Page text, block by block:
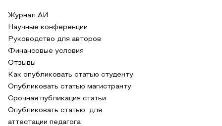
Журнал АИ
Научные конференции
Руководство для авторов
Финансовые условия
Отзывы
Как опубликовать статью студенту
Опубликовать статью магистранту
Срочная публикация статьи
Опубликовать статью для
аттестации педагога